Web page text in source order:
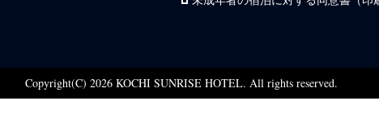
Copyright(C) 2026 KOCHI SUNRISE HOTEL. All rights reserved.